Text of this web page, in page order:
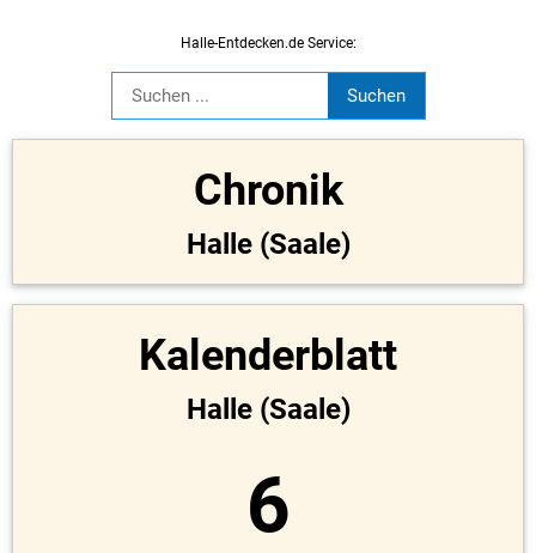
Halle-Entdecken.de Service:
Chronik
Halle (Saale)
Kalenderblatt
Halle (Saale)
6